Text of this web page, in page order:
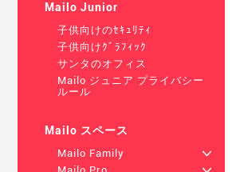
Mailo Junior
子供向けのｾｷｭﾘﾃｨ
子供向けｸﾞﾗﾌｨｯｸ
サンタのオフィス
Mailo ジュニア プライバシー
ルール
Mailo スペース
Mailo Family
+